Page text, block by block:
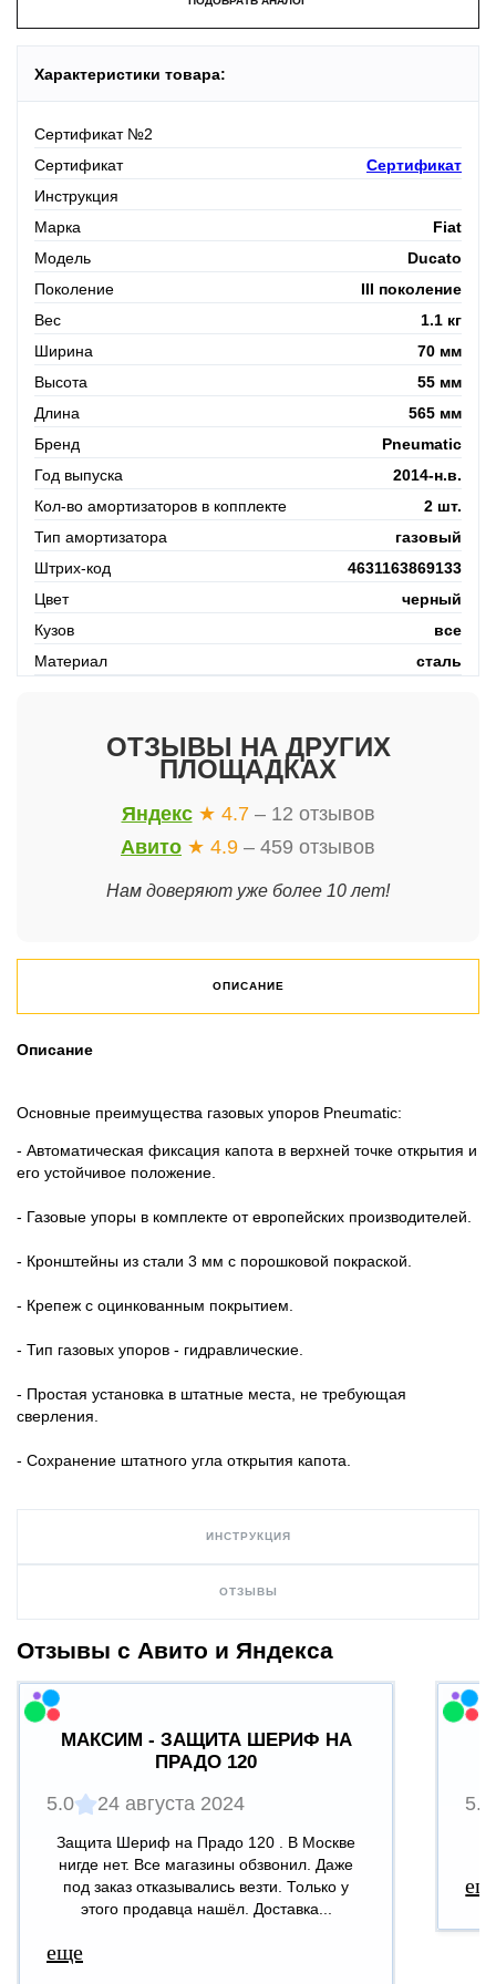
Характеристики товара:
Сертификат №2
Сертификат
Сертификат
Инструкция
Марка
Fiat
Модель
Ducato
Поколение
III поколение
Вес
1.1 кг
Ширина
70 мм
Высота
55 мм
Длина
565 мм
Бренд
Pneumatic
Год выпуска
2014-н.в.
Кол-во амортизаторов в копплекте
2 шт.
Тип амортизатора
газовый
Штрих-код
4631163869133
Цвет
черный
Кузов
все
Материал
сталь
ОТЗЫВЫ НА ДРУГИХ
ПЛОЩАДКАХ
Яндекс ★ 4.7 – 12 отзывов
Авито ★ 4.9 – 459 отзывов
Нам доверяют уже более 10 лет!
ОПИСАНИЕ
Описание
Основные преимущества газовых упоров Pneumatic:
- Автоматическая фиксация капота в верхней точке открытия и
его устойчивое положение.
- Газовые упоры в комплекте от европейских производителей.
- Кронштейны из стали 3 мм с порошковой покраской.
- Крепеж с оцинкованным покрытием.
- Тип газовых упоров - гидравлические.
- Простая установка в штатные места, не требующая
сверления.
- Сохранение штатного угла открытия капота.
ИНСТРУКЦИЯ
ОТЗЫВЫ
Отзывы с Авито и Яндекса
МАКСИМ - ЗАЩИТА ШЕРИФ НА
ПРАДО 120
5.0 24 августа 2024
Защита Шериф на Прадо 120 . В Москве
нигде нет. Все магазины обзвонил. Даже
под заказ отказывались везти. Только у
этого продавца нашёл. Доставка...
еще
5.0